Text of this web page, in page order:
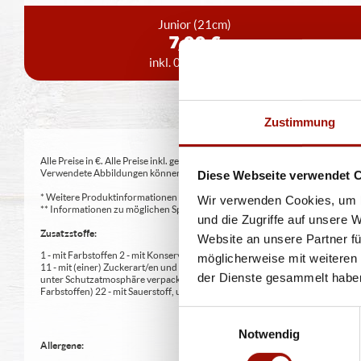
Zustimmung
Diese Webseite verwendet
Wir verwenden Cookies,
und die Zugriffe auf unsere
Website an unsere Partner
möglicherweise mit
der Dienste gesammelt
Notwendig
Junior (21cm)
7,99 €
inkl. 0,15 € Pfand
Alle Preise in €. Alle Preise inkl. gesetzl. MwSt. Alle Angaben zu
Verwendete Abbildungen können von den tatsächlich gelieferten
* Weitere Produktinformationen zu vorverpackten Lebensmitteln finden
** Informationen zu möglichen Spuren von Allergenen seitens unsere
Zusatzstoffe:
1 - mit Farbstoffen 2 - mit Konservierungsmittel 3 - mit Antioxidationsmittel
11 - mit (einer) Zuckerart/en und Süßungsmittel/n 12 - nur bei Tafelsüßen
unter Schutzatmosphäre verpackt 16 - chininhaltig 17 - koffeinhaltig 18 -
Farbstoffen) 22 - mit Sauerstoff, unter Hochdruck, farbstabilisierend (bei
Allergene: